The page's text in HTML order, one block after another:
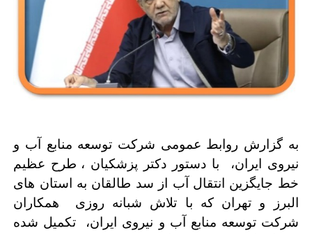
به گزارش روابط عمومی شرکت توسعه منابع آب و
نیروی ایران، با دستور دکتر پزشکیان ، طرح عظیم
خط جایگزین انتقال آب از سد طالقان به استان های
البرز و تهران که با تلاش شبانه روزی همکاران
شرکت توسعه منابع آب و نیروی ایران، تکمیل شده